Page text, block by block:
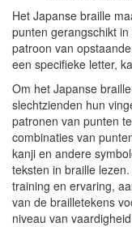
Het Japanse braille
punten gerangschikt
patroon van
een specifieke letter,
Om het Japanse
slechtzienden hun
patronen van punten
combinaties van
kanji en andere
teksten in braille
training en ervaring,
van de brailletekens
niveau van